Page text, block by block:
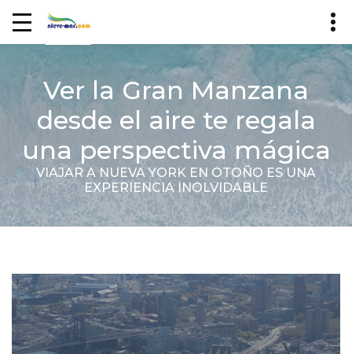
Ver la Gran Manzana
desde el aire te regala
una perspectiva mágica
VIAJAR A NUEVA YORK EN OTOÑO ES UNA
EXPERIENCIA INOLVIDABLE